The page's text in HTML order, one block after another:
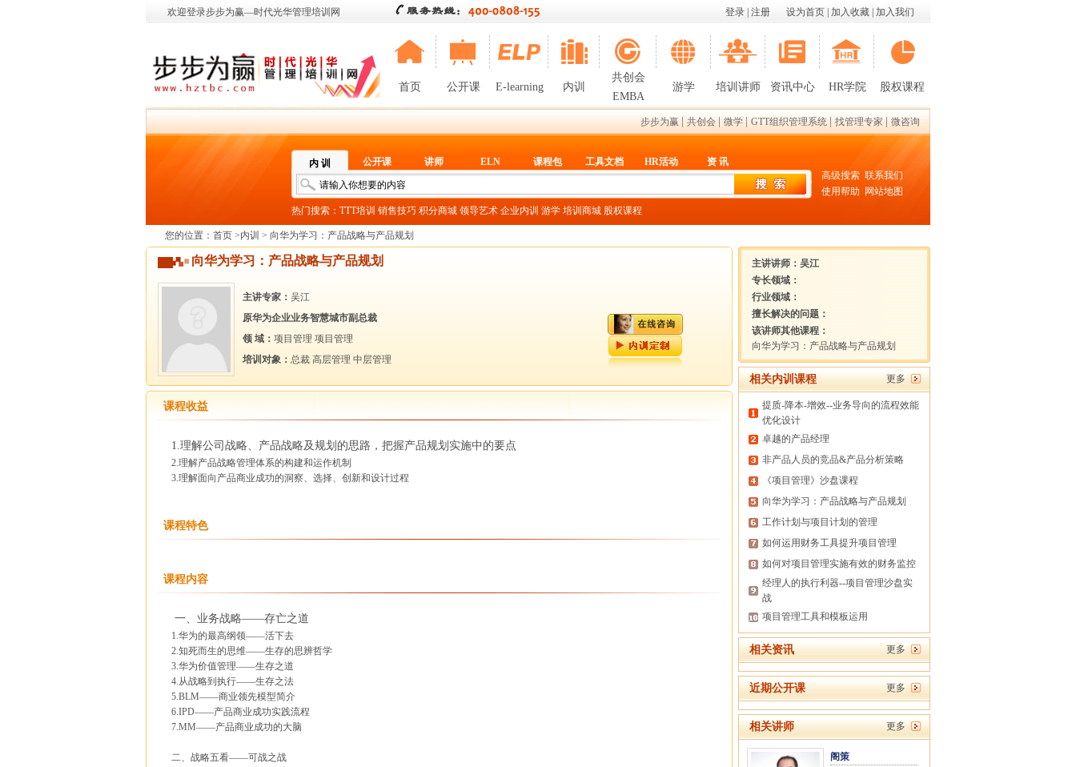
欢迎登录步步为赢—时代光华管理培训网 设为首页 加入收藏 加入我们
登录 注册
首页 公开课 E-learning 内训
共创会
EMBA
游学 培训讲师 资讯中心 HR学院 股权课程
步步为赢 共创会 微学 GTT组织管理系统 找管理专家 微咨询
内 训 公开课 讲师 ELN 课程包 工具文档 HR活动 资 讯
热门搜索： TTT培训 销售技巧 积分商城 领导艺术 企业内训 游学 培训商城 股权课程
高级搜索 联系我们
使用帮助
网站地图
您的位置： 首页 >内训 > 向华为学习：产品战略与产品规划
向华为学习：产品战略与产品规划
主讲专家： 吴江
原华为企业业务智慧城市副总裁
领 域： 项目管理 项目管理
培训对象： 总裁 高层管理 中层管理
课程收益
1.理解公司战略、产品战略及规划的思路，把握产品规划实施中的要点
2.理解产品战略管理体系的构建和运作机制
3.理解面向产品商业成功的洞察、选择、创新和设计过程
课程特色
课程内容
一、业务战略——存亡之道
1.华为的最高纲领——活下去
2.知死而生的思维——生存的思辨哲学
3.华为价值管理——生存之道
4.从战略到执行——生存之法
5.BLM——商业领先模型简介
6.IPD——产品商业成功实践流程
7.MM——产品商业成功的大脑
二、战略五看——可战之战
主讲讲师： 吴江
专长领域：
行业领域：
擅长解决的问题：
该讲师其他课程：
向华为学习：产品战略与产品规划
相关内训课程 更多
提质-降本-增效--业务导向的流程效能
优化设计
卓越的产品经理
非产品人员的竞品&产品分析策略
《项目管理》沙盘课程
向华为学习：产品战略与产品规划
工作计划与项目计划的管理
如何运用财务工具提升项目管理
如何对项目管理实施有效的财务监控
经理人的执行利器--项目管理沙盘实
战
项目管理工具和模板运用
相关资讯 更多
近期公开课 更多
相关讲师 更多
阁策